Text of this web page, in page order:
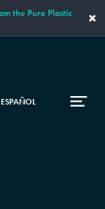
the Pure Plastic
×
ESPAÑOL